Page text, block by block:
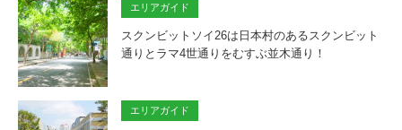
エリアガイド
スクンビットソイ26は日本村のあるスクンビット
通りとラマ4世通りをむすぶ並木通り！
エリアガイド